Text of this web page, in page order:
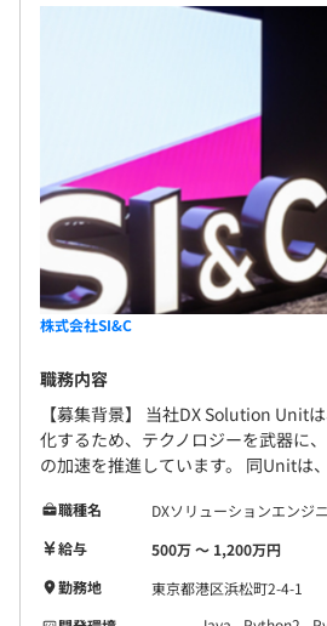
株式会社SI&C
職務内容
【募集背景】 当社DX Solution Unit
化するため、テクノロジーを武器
の加速を推進しています。 同Unitは
職種名
DXソリューションエンジ
給与
500万 〜 1,200万円
勤務地
東京都港区浜松町2-4-1